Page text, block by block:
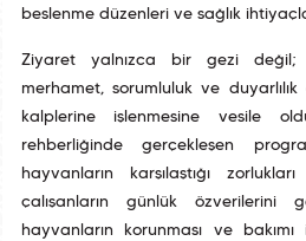
beslenme düzenleri ve sağlık
Ziyaret yalnızca bir gezi değil;
merhamet, sorumluluk ve
kalplerine işlenmesine vesile
rehberliğinde gerçekleşen
hayvanların karşılaştığı
çalışanların günlük özverilerini
hayvanların korunması ve